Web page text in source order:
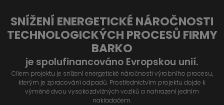
SNÍŽENÍ ENERGETICKÉ NÁROČNOSTI
TECHNOLOGICKÝCH PROCESŮ FIRMY
BARKO
je spolufinancováno Evropskou unií.
Cílem projektu je snížení energetické náročnosti výrobního procesu,
kterým je zpracování odpadů. Prostřednictvím projektu dojde k
výměně dvou vysokozdvižných vozíků a nahrazení jedním
nakladačem.